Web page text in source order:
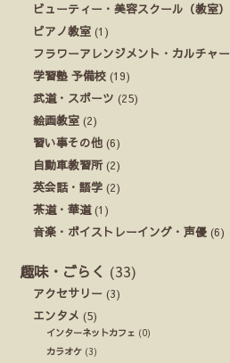
ビューティー・美容スクール（教室）
ピアノ教室 (1)
フラワーアレンジメント・カルチャー
学習塾 予備校 (19)
武道・スポーツ (25)
絵画教室 (2)
習い事その他 (6)
自動車教習所(2)
英会話・語学 (2)
茶道・華道(1)
音楽・ボイストレーイング・声優 (6)
趣味・ごらく (33)
アクセサリー (3)
エンタメ (5)
インターネットカフェ (0)
カラオケ (3)